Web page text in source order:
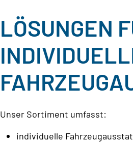
LÖSUNGEN
Unser Sortiment umfasst:
individuelle